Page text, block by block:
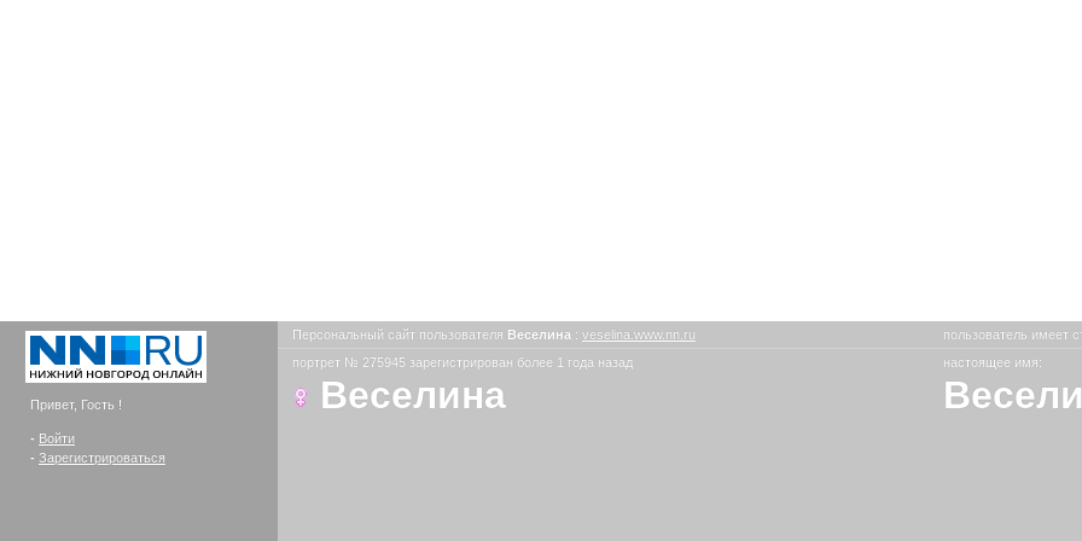
Привет, Гость !
- Войти
- Зарегистрироваться
Персональный сайт пользователя Веселина : veselina.www.nn.ru пользователь имеет
портрет № 275945 зарегистрирован более 1 года назад
Веселина
настоящее имя: